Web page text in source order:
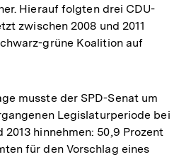
Hierauf folgten drei CDU-
zwischen 2008 und 2011
grüne Koalition auf
musste der SPD-Senat um
Legislaturperiode bei
hinnehmen: 50,9 Prozent
für den Vorschlag eines